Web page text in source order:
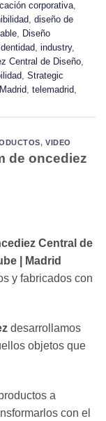
corporativa,
, diseño de
, Diseño
Identidad, industry,
Central de Diseño,
, Strategic
, telemadrid,
,VIDEO
de oncediez
Central de
| Madrid
y fabricados con
desarrollamos
objetos que
a
con el